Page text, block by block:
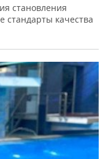
становления
стандарты качества